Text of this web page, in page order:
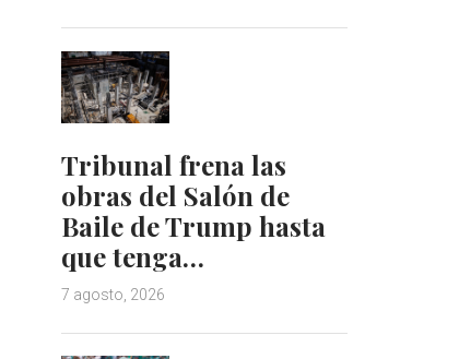
Tribunal frena las
obras del Salón de
Baile de Trump hasta
que tenga…
7 agosto, 2026